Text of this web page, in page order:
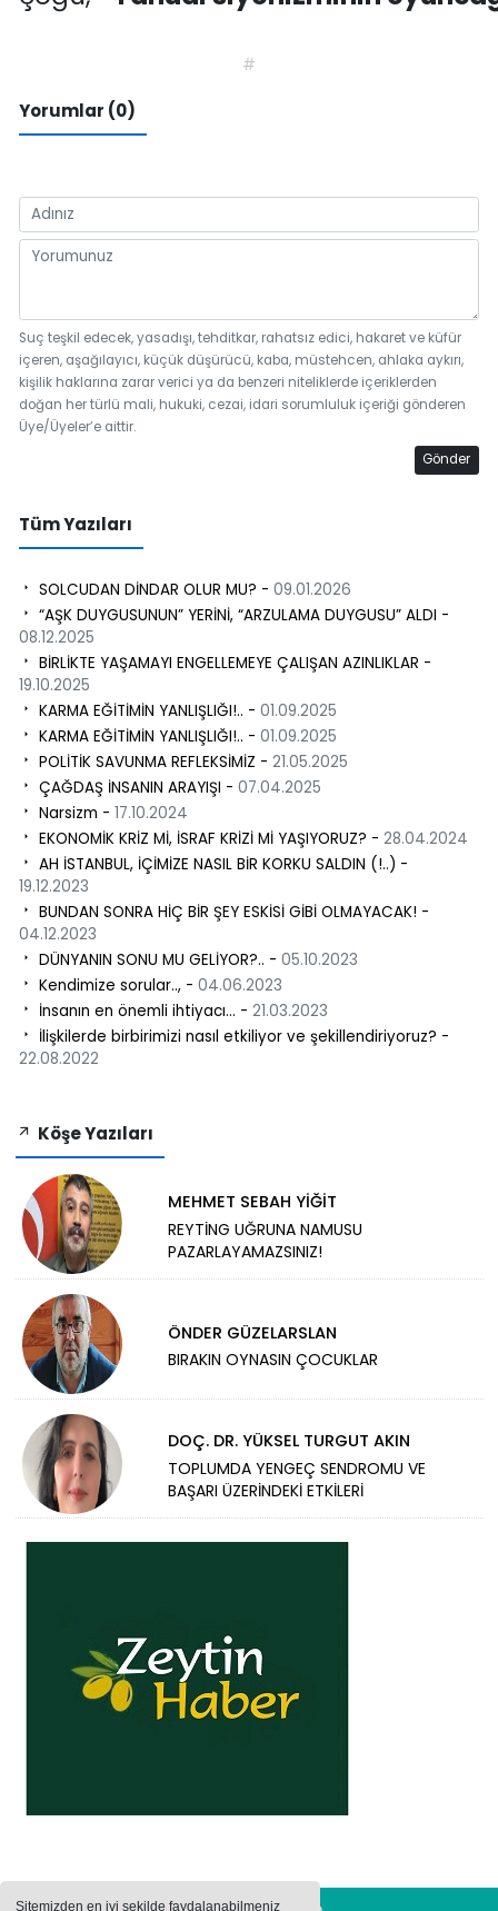
Sitemizden en iyi şekilde faydalanabilmeniz
#
Yorumlar (0)
Suç teşkil edecek, yasadışı, tehditkar, rahatsız edici, hakaret ve küfür
içeren, aşağılayıcı, küçük düşürücü, kaba, müstehcen, ahlaka aykırı,
kişilik haklarına zarar verici ya da benzeri niteliklerde içeriklerden
doğan her türlü mali, hukuki, cezai, idari sorumluluk içeriği gönderen
Üye/Üyeler’e aittir.
Gönder
Tüm Yazıları
SOLCUDAN DİNDAR OLUR MU? - 09.01.2026
“AŞK DUYGUSUNUN” YERİNİ, “ARZULAMA DUYGUSU” ALDI -
08.12.2025
BİRLİKTE YAŞAMAYI ENGELLEMEYE ÇALIŞAN AZINLIKLAR -
19.10.2025
KARMA EĞİTİMİN YANLIŞLIĞI!.. - 01.09.2025
KARMA EĞİTİMİN YANLIŞLIĞI!.. - 01.09.2025
POLİTİK SAVUNMA REFLEKSİMİZ - 21.05.2025
ÇAĞDAŞ İNSANIN ARAYIŞI - 07.04.2025
Narsizm - 17.10.2024
EKONOMİK KRİZ Mİ, İSRAF KRİZİ Mİ YAŞIYORUZ? - 28.04.2024
AH İSTANBUL, İÇİMİZE NASIL BİR KORKU SALDIN (!..) -
19.12.2023
BUNDAN SONRA HİÇ BİR ŞEY ESKİSİ GİBİ OLMAYACAK! -
04.12.2023
DÜNYANIN SONU MU GELİYOR?.. - 05.10.2023
Kendimize sorular.., - 04.06.2023
İnsanın en önemli ihtiyacı... - 21.03.2023
İlişkilerde birbirimizi nasıl etkiliyor ve şekillendiriyoruz? -
22.08.2022
Köşe Yazıları
MEHMET SEBAH YİĞİT
REYTİNG UĞRUNA NAMUSU
PAZARLAYAMAZSINIZ!
ÖNDER GÜZELARSLAN
BIRAKIN OYNASIN ÇOCUKLAR
DOÇ. DR. YÜKSEL TURGUT AKIN
TOPLUMDA YENGEÇ SENDROMU VE
BAŞARI ÜZERİNDEKİ ETKİLERİ